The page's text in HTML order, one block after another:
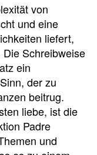
von
und eine
liefert,
Schreibweise
ein
der zu
beitrug.
liebe, ist die
Padre
und